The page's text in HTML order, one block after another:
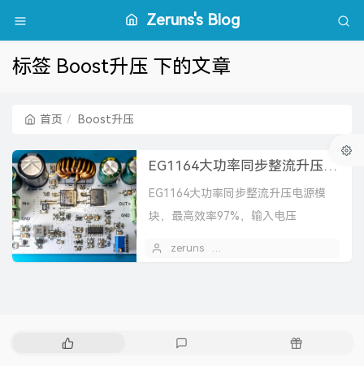
Zeruns's Blog
标签 Boost升压 下的文章
首页 Boost升压
EG1164大功率同步整流升压模块开源，最高效率97%
EG1164大功率同步整流升压电源模
块，最高效率97%，输入电压
zeruns
热
随